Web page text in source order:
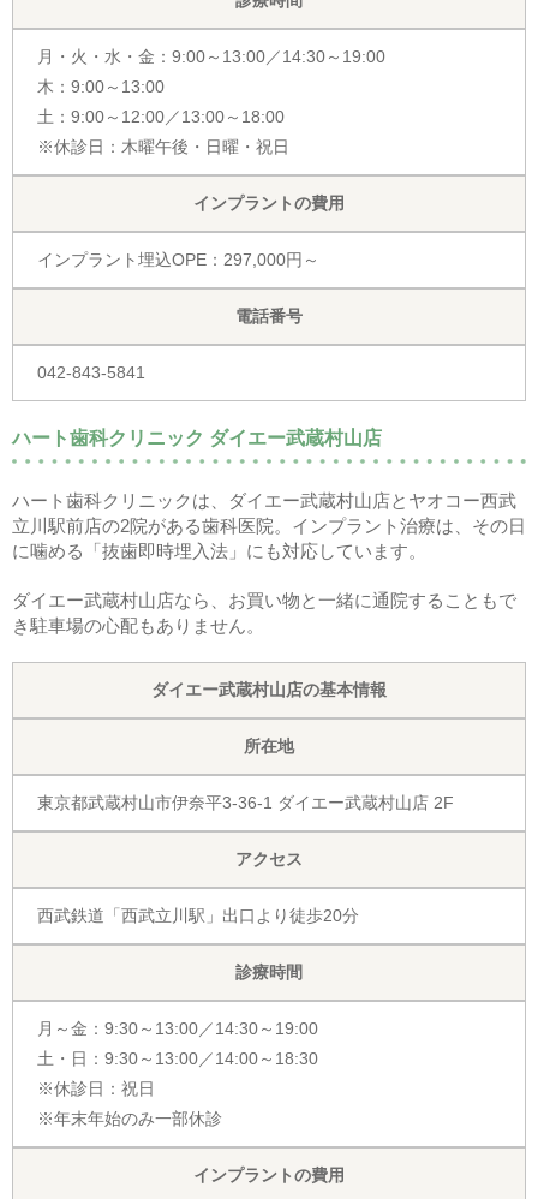
月・火・水・金：9:00～13:00／14:30～19:00
木：9:00～13:00
土：9:00～12:00／13:00～18:00
※休診日：木曜午後・日曜・祝日
インプラントの費用
インプラント埋込OPE：297,000円～
電話番号
042-843-5841
ハート歯科クリニック ダイエー武蔵村山店
ハート歯科クリニックは、ダイエー武蔵村山店とヤオコー西武
立川駅前店の2院がある歯科医院。インプラント治療は、その日
に噛める「抜歯即時埋入法」にも対応しています。
ダイエー武蔵村山店なら、お買い物と一緒に通院することもで
き駐車場の心配もありません。
ダイエー武蔵村山店の基本情報
所在地
東京都武蔵村山市伊奈平3-36-1 ダイエー武蔵村山店 2F
アクセス
西武鉄道「西武立川駅」出口より徒歩20分
診療時間
月～金：9:30～13:00／14:30～19:00
土・日：9:30～13:00／14:00～18:30
※休診日：祝日
※年末年始のみ一部休診
インプラントの費用